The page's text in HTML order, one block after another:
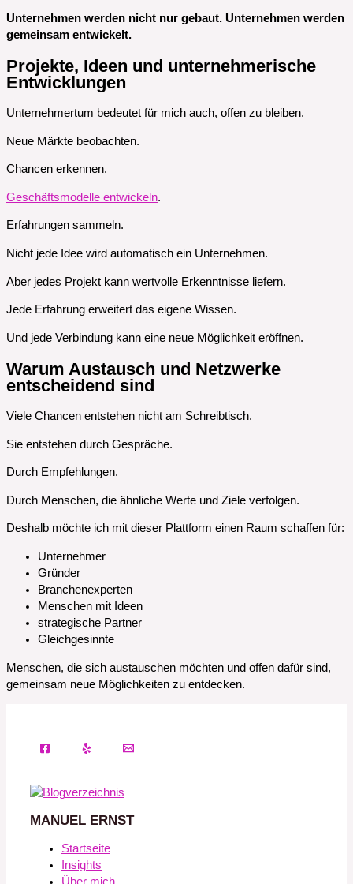
Unternehmen werden nicht nur gebaut. Unternehmen werden
gemeinsam entwickelt.
Projekte, Ideen und unternehmerische
Entwicklungen
Unternehmertum bedeutet für mich auch, offen zu bleiben.
Neue Märkte beobachten.
Chancen erkennen.
Geschäftsmodelle entwickeln.
Erfahrungen sammeln.
Nicht jede Idee wird automatisch ein Unternehmen.
Aber jedes Projekt kann wertvolle Erkenntnisse liefern.
Jede Erfahrung erweitert das eigene Wissen.
Und jede Verbindung kann eine neue Möglichkeit eröffnen.
Warum Austausch und Netzwerke
entscheidend sind
Viele Chancen entstehen nicht am Schreibtisch.
Sie entstehen durch Gespräche.
Durch Empfehlungen.
Durch Menschen, die ähnliche Werte und Ziele verfolgen.
Deshalb möchte ich mit dieser Plattform einen Raum schaffen für:
Unternehmer
Gründer
Branchenexperten
Menschen mit Ideen
strategische Partner
Gleichgesinnte
Menschen, die sich austauschen möchten und offen dafür sind,
gemeinsam neue Möglichkeiten zu entdecken.
MANUEL ERNST
Startseite
Insights